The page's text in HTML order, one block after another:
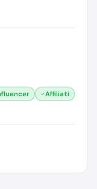
Affiliati